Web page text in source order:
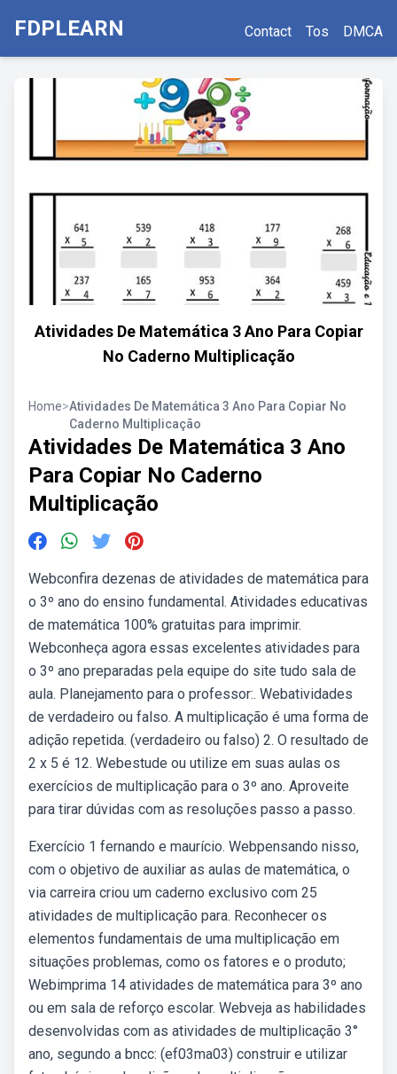
FDPLEARN Contact Tos DMCA
Atividades De Matemática 3 Ano Para Copiar
No Caderno Multiplicação
Home>Atividades De Matemática 3 Ano Para Copiar No
Caderno Multiplicação
Atividades De Matemática 3 Ano
Para Copiar No Caderno
Multiplicação
Webconfira dezenas de atividades de matemática para
o 3º ano do ensino fundamental. Atividades educativas
de matemática 100% gratuitas para imprimir.
Webconheça agora essas excelentes atividades para
o 3º ano preparadas pela equipe do site tudo sala de
aula. Planejamento para o professor:. Webatividades
de verdadeiro ou falso. A multiplicação é uma forma de
adição repetida. (verdadeiro ou falso) 2. O resultado de
2 x 5 é 12. Webestude ou utilize em suas aulas os
exercícios de multiplicação para o 3º ano. Aproveite
para tirar dúvidas com as resoluções passo a passo.
Exercício 1 fernando e maurício. Webpensando nisso,
com o objetivo de auxiliar as aulas de matemática, o
via carreira criou um caderno exclusivo com 25
atividades de multiplicação para. Reconhecer os
elementos fundamentais de uma multiplicação em
situações problemas, como os fatores e o produto;
Webimprima 14 atividades de matemática para 3º ano
ou em sala de reforço escolar. Webveja as habilidades
desenvolvidas com as atividades de multiplicação 3°
ano, segundo a bncc: (ef03ma03) construir e utilizar